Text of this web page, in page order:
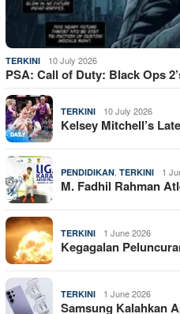
TERKINI 10 July 2026
PSA: Call of Duty: Black Ops
TERKINI 10 July 2026
Kelsey Mitchell’s
PENDIDIKAN TERKINI 1
M. Fadhil Rahman
TERKINI 1 June 2026
Kegagalan
TERKINI 1 June 2026
Samsung Kalahkan